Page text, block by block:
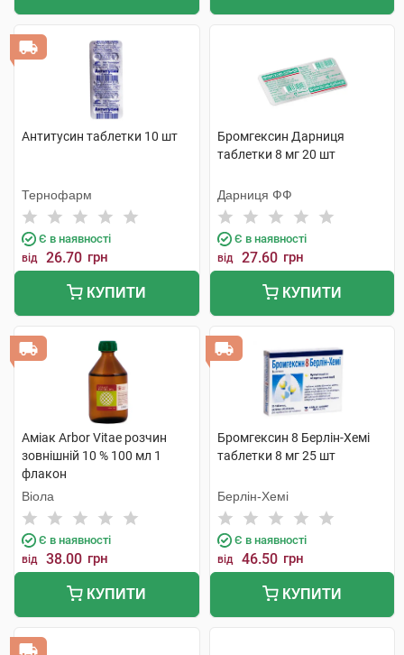
Антитусин таблетки 10 шт
Тернофарм
Є в наявності
від 26.70 грн
КУПИТИ
Бромгексин Дарниця
таблетки 8 мг 20 шт
Дарниця ФФ
Є в наявності
від 27.60 грн
КУПИТИ
Аміак Arbor Vitae розчин
зовнішній 10 % 100 мл 1
флакон
Віола
Є в наявності
від 38.00 грн
КУПИТИ
Бромгексин 8 Берлін-Хемі
таблетки 8 мг 25 шт
Берлін-Хемі
Є в наявності
від 46.50 грн
КУПИТИ